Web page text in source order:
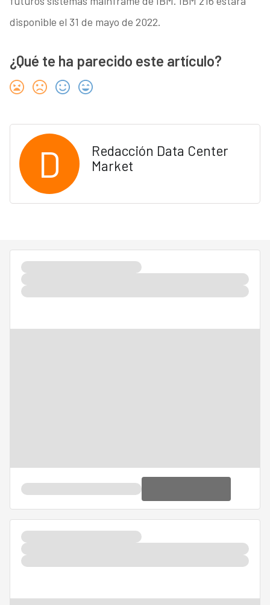
disponible el 31 de mayo de 2022.
¿Qué te ha parecido este artículo?
D
Redacción Data Center
Market